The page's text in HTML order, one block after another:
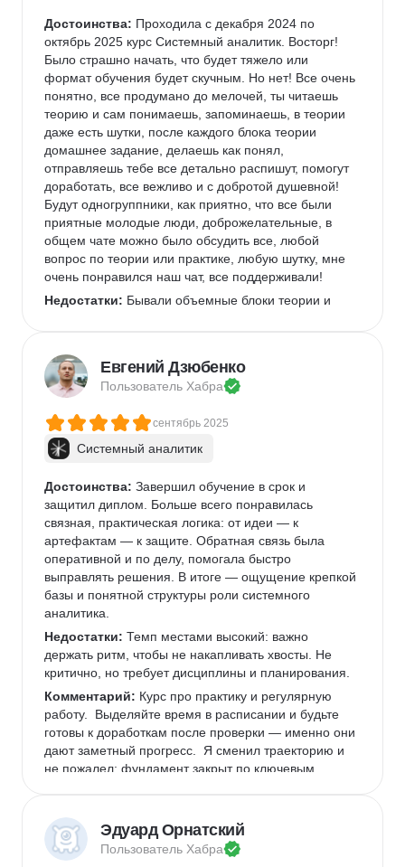
техподдержку IT-компании. Теперь же у меня есть
уверенность в том, что я могу побороться за
вакансии посерьезнее: системный, продуктовый
или бизнес-анализ.
Достоинства: Проходила с декабря 2024 по
октябрь 2025 курс Системный аналитик. Восторг!
Было страшно начать, что будет тяжело или
формат обучения будет скучным. Но нет! Все очень
понятно, все продумано до мелочей, ты читаешь
теорию и сам понимаешь, запоминаешь, в теории
даже есть шутки, после каждого блока теории
домашнее задание, делаешь как понял,
отправляешь тебе все детально распишут, помогут
доработать, все вежливо и с добротой душевной!
Будут одногруппники, как приятно, что все были
приятные молодые люди, доброжелательные, в
общем чате можно было обсудить все, любой
вопрос по теории или практике, любую шутку, мне
очень понравился наш чат, все поддерживали!
Недостатки: Бывали объемные блоки теории и
раза перевестись в другую группу в случае
отставания от программы, всегда на связи
кураторы, очень теплые ребят
Евгений Дзюбенко
Пользователь Хабра
сентябрь 2025
Системный аналитик
Достоинства: Завершил обучение в срок и
защитил диплом. Больше всего понравилась
связная, практическая логика: от идеи — к
артефактам — к защите. Обратная связь была
оперативной и по делу, помогала быстро
выправлять решения. В итоге — ощущение крепкой
базы и понятной структуры роли системного
аналитика.
Недостатки: Темп местами высокий: важно
держать ритм, чтобы не накапливать хвосты. Не
критично, но требует дисциплины и планирования.
Комментарий: Курс про практику и регулярную
работу.  Выделяйте время в расписании и будьте
готовы к доработкам после проверки — именно они
дают заметный прогресс.  Я сменил траекторию и
не пожалел: фундамент закрыт по ключевым
входа в профессию.
Эдуард Орнатский
Пользователь Хабра